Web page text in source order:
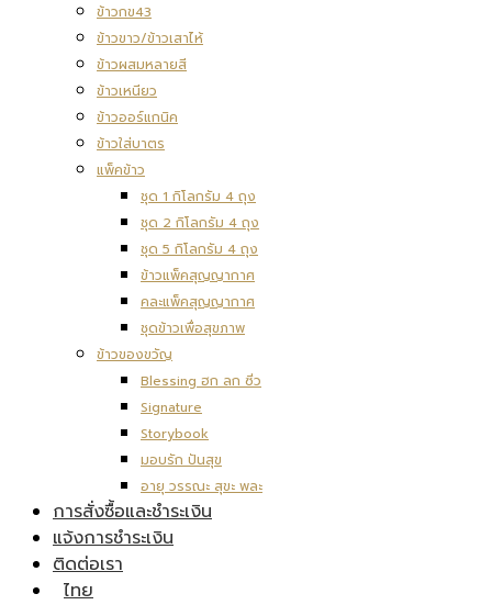
ข้าวกข43
ข้าวขาว/ข้าวเสาไห้
ข้าวผสมหลายสี
ข้าวเหนียว
ข้าวออร์แกนิค
ข้าวใส่บาตร
แพ็คข้าว
ชุด 1 กิโลกรัม 4 ถุง
ชุด 2 กิโลกรัม 4 ถุง
ชุด 5 กิโลกรัม 4 ถุง
ข้าวแพ็คสุญญากาศ
คละแพ็คสุญญากาศ
ชุดข้าวเพื่อสุขภาพ
ข้าวของขวัญ
Blessing ฮก ลก ซิ่ว
Signature
Storybook
มอบรัก ปันสุข
อายุ วรรณะ สุขะ พละ
การสั่งซื้อและชำระเงิน
แจ้งการชำระเงิน
ติดต่อเรา
ไทย